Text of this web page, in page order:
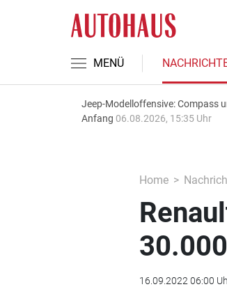
MENÜ
Jeep-Modelloffensive: Compass
Anfang 06.08.2026, 15:35 Uhr
Home
16.09.2022 06:00